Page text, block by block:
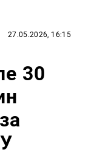
27.05.2026, 16:15
30